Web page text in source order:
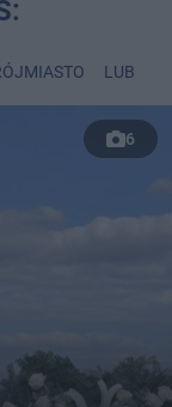
LUBLIN
6